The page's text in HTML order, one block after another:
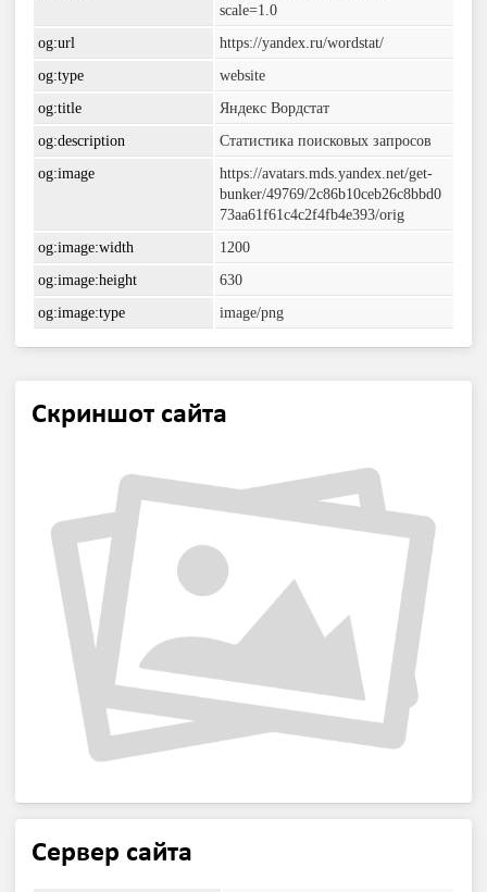
scale=1.0
og:url
https://yandex.ru/wordstat/
og:type
website
og:title
Яндекс Вордстат
og:description
Статистика поисковых запросов
og:image
https://avatars.mds.yandex.net/get-
bunker/49769/2c86b10ceb26c8bbd0
73aa61f61c4c2f4fb4e393/orig
og:image:width
1200
og:image:height
630
og:image:type
image/png
Скриншот сайта
Сервер сайта